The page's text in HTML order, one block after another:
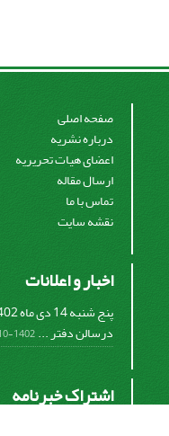
صفحه اصلی
درباره نشریه
اعضای هیات تحریریه
ارسال مقاله
تماس با ما
نقشه سایت
اخبار و اعلانات
درسالن دفتر ...1402-10-14
اشتراک خبرنامه